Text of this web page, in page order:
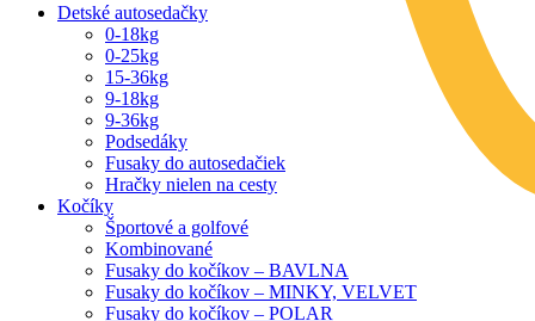
Detské autosedačky
0-18kg
0-25kg
15-36kg
9-18kg
9-36kg
Podsedáky
Fusaky do autosedačiek
Hračky nielen na cesty
Kočíky
Športové a golfové
Kombinované
Fusaky do kočíkov – BAVLNA
Fusaky do kočíkov – MINKY, VELVET
Fusaky do kočíkov – POLAR